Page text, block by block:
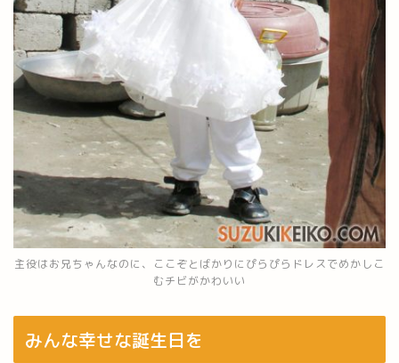
主役はお兄ちゃんなのに、ここぞとばかりにぴらぴらドレスでめかしこ
むチビがかわいい
みんな幸せな誕生日を